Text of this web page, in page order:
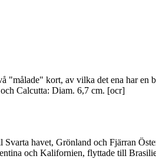
"målade" kort, av vilka det ena har en
Calcutta: Diam. 6,7 cm. [ocr]
havet, Grönland och Fjärran
och Kalifornien, flyttade till